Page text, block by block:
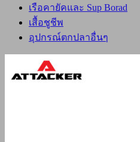
เรือคายัคและ Sup Borad
เสื้อชูชีพ
อุปกรณ์ตกปลาอื่นๆ